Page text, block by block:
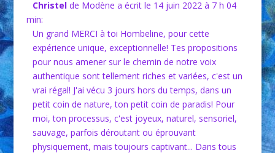
Christel de Modène a écrit le 14 juin 2022à 7 h 04
min:
Un grand MERCI à toi Hombeline, pour cette
expérience unique, exceptionnelle! Tes propositions
pour nous amener sur le chemin de notre voix
authentique sont tellement riches et variées, c'est un
vrai régal! J'ai vécu 3 jours hors du temps, dans un
petit coin de nature, ton petit coin de paradis! Pour
moi, ton processus, c'est joyeux, naturel, sensoriel,
sauvage, parfois déroutant ou éprouvant
physiquement, mais toujours captivant... Dans tous